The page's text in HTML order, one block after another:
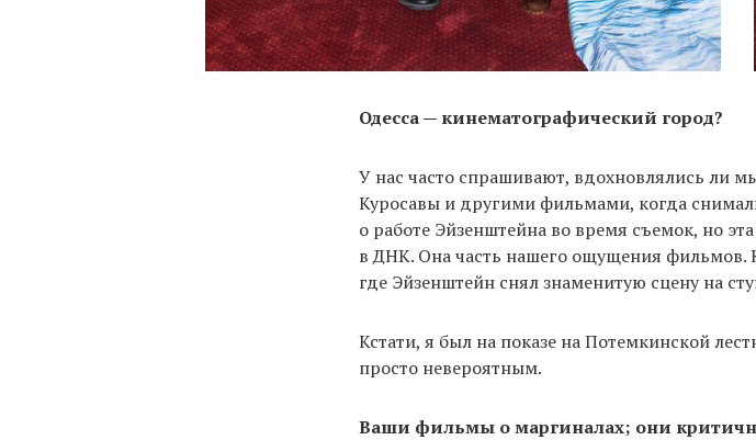
Одесса — кинематографический город?
У нас часто спрашивают, вдохновлялись ли
Куросавы и другими фильмами, когда
о работе Эйзенштейна во время съемок, но
в ДНК. Она часть нашего ощущения фильмов.
где Эйзенштейн снял знаменитую сцену на
Кстати, я был на показе на Потемкинской
просто невероятным.
Ваши фильмы о маргиналах; они